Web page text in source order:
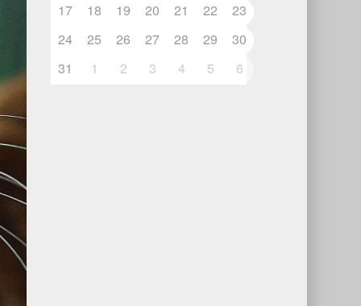
17
18 19 20 21 22
23
24
25 26 27 28 29
30
31
1 2 3 4 5 6